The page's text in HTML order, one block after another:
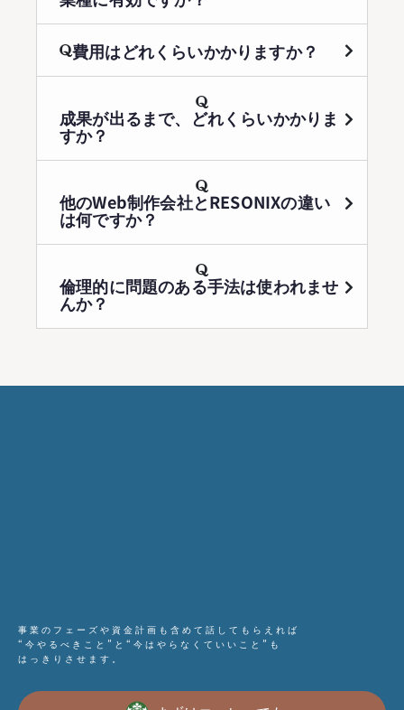
費用はどれくらいかかりますか？
成果が出るまで、どれくらいかかりま
すか？
他のWeb制作会社とRESONIXの違い
は何ですか？
倫理的に問題のある手法は使われませ
んか？
事業のフェーズや資金計画も含めて話してもらえれば
“今やるべきこと”と“今はやらなくていいこと”も
はっきりさせます。